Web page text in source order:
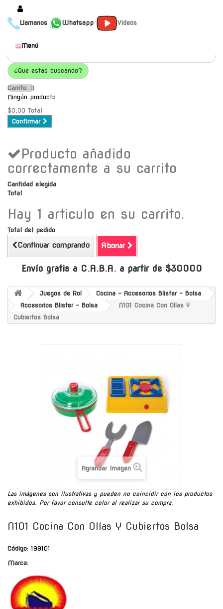
Llamanos Whatsapp Videos
Productos
Populares
Categorías
Marcas
Mayoristas
Contacto
Envío gratis a C.A.B.A. a
partir de $30000
Menú
¿Que estas buscando?
Carrito: O
Ningún producto
$0,00 Total
Confirmar
Producto añadido
correctamente a su carrito
Cantidad elegida
Total
Hay 1 articulo en su carrito.
Total del pedido
Continuar comprando Abonar
Envío gratis a C.A.B.A. a partir de $30000
Juegos de Rol
Cocina - Accesorios Blister - Bolsa
Accesorios Blister - Bolsa
N101 Cocina Con Ollas Y
Cubiertos Bolsa
Agrandar Imagen
Las imágenes son ilustrativas y pueden no coincidir con los productos
exhibidos. Por favor consulte color al realizar su compra.
N101 Cocina Con Ollas Y Cubiertos Bolsa
Código: 199101
Marca: